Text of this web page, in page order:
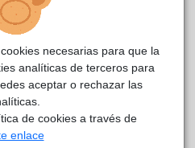
necesarias para que la
analíticas de terceros para
aceptar o rechazar las
de cookies a través de
enlace